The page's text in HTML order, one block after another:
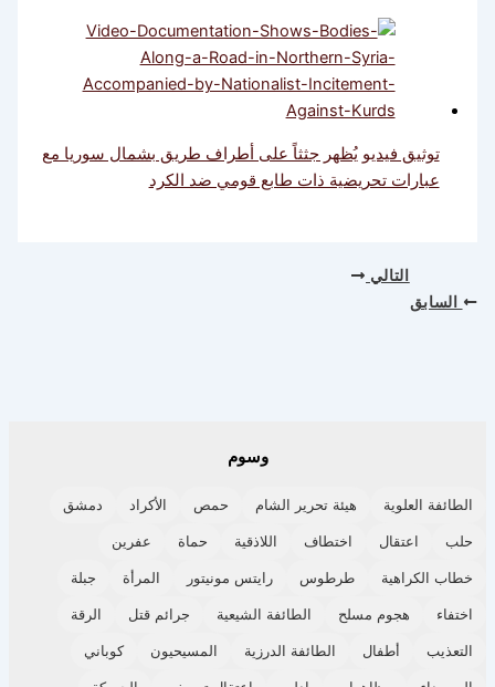
توثيق فيديو يُظهر جثثاً على أطراف طريق بشمال سوريا مع
عبارات تحريضية ذات طابع قومي ضد الكرد
السابق
التالي
وسوم
الطائفة العلوية هيئة تحرير الشام حمص الأكراد دمشق
حلب اعتقال اختطاف اللاذقية حماة عفرين
خطاب الكراهية طرطوس رايتس مونيتور المرأة جبلة
اختفاء هجوم مسلح الطائفة الشيعية جرائم قتل الرقة
التعذيب أطفال الطائفة الدرزية المسيحيون كوباني